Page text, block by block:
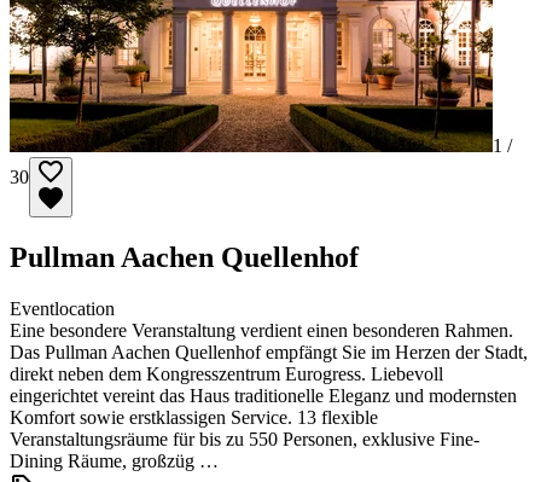
1 /
30
Pullman Aachen Quellenhof
Eventlocation
Eine besondere Veranstaltung verdient einen besonderen Rahmen.
Das Pullman Aachen Quellenhof empfängt Sie im Herzen der Stadt,
direkt neben dem Kongresszentrum Eurogress. Liebevoll
eingerichtet vereint das Haus traditionelle Eleganz und modernsten
Komfort sowie erstklassigen Service. 13 flexible
Veranstaltungsräume für bis zu 550 Personen, exklusive Fine-
Dining Räume, großzüg …